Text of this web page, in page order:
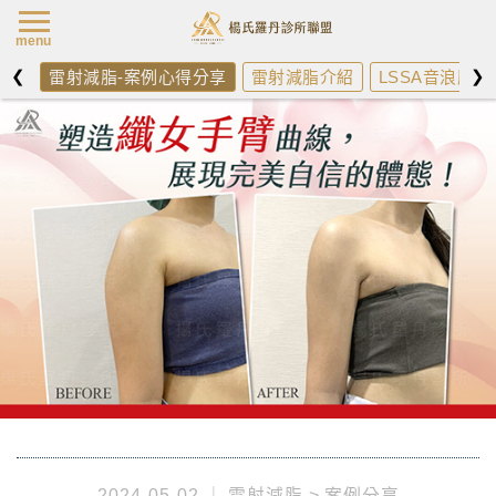
❮ 雷射減脂-案例心得分享 雷射減脂介紹 LSSA音浪脂雕
❯
menu